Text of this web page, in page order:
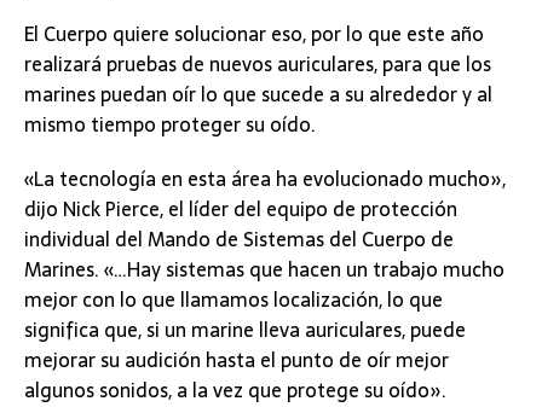
El Cuerpo quiere solucionar eso, por lo que este año
realizará pruebas de nuevos auriculares, para que los
marines puedan oír lo que sucede a su alrededor y al
mismo tiempo proteger su oído.
«La tecnología en esta área ha evolucionado mucho»,
dijo Nick Pierce, el líder del equipo de protección
individual del Mando de Sistemas del Cuerpo de
Marines. «…Hay sistemas que hacen un trabajo mucho
mejor con lo que llamamos localización, lo que
significa que, si un marine lleva auriculares, puede
mejorar su audición hasta el punto de oír mejor
algunos sonidos, a la vez que protege su oído».